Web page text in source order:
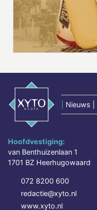
Nieuws |
Hoofdvestiging:
van Benthuizenlaan 1
1701 BZ Heerhugowaard
072 8200 600
redactie@xyto.nl
www.xyto.nl